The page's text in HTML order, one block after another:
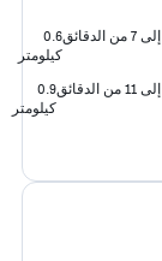
0.6
كيلومتر
0.9
كيلومتر